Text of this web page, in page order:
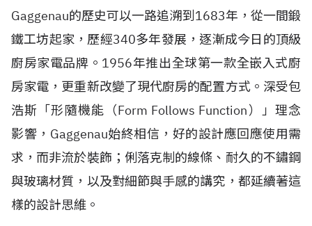
Gaggenau的歷史可以一路追溯到1683年，從一間鍛
鐵工坊起家，歷經340多年發展，逐漸成今日的頂級
廚房家電品牌。1956年推出全球第一款全嵌入式廚
房家電，更重新改變了現代廚房的配置方式。深受包
浩斯「形隨機能（Form Follows Function）」理念
影響，Gaggenau始終相信，好的設計應回應使用需
求，而非流於裝飾；俐落克制的線條、耐久的不鏽鋼
與玻璃材質，以及對細節與手感的講究，都延續著這
樣的設計思維。